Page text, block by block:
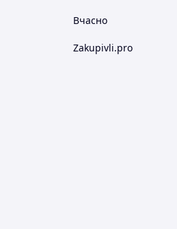
Вчасно
Zakupivli.pro